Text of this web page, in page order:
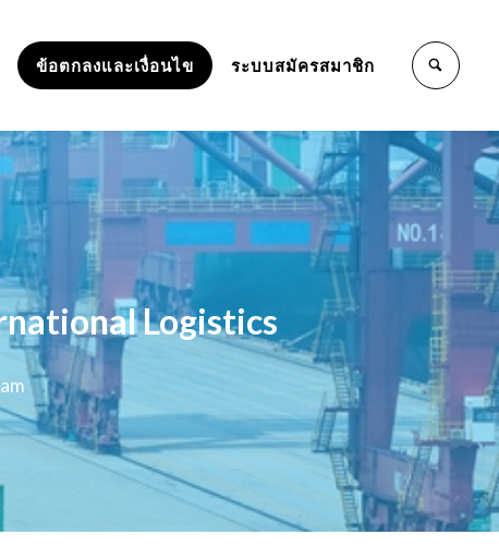
ข้อตกลงและเงื่อนไข ระบบสมัครสมาชิก
Logistics